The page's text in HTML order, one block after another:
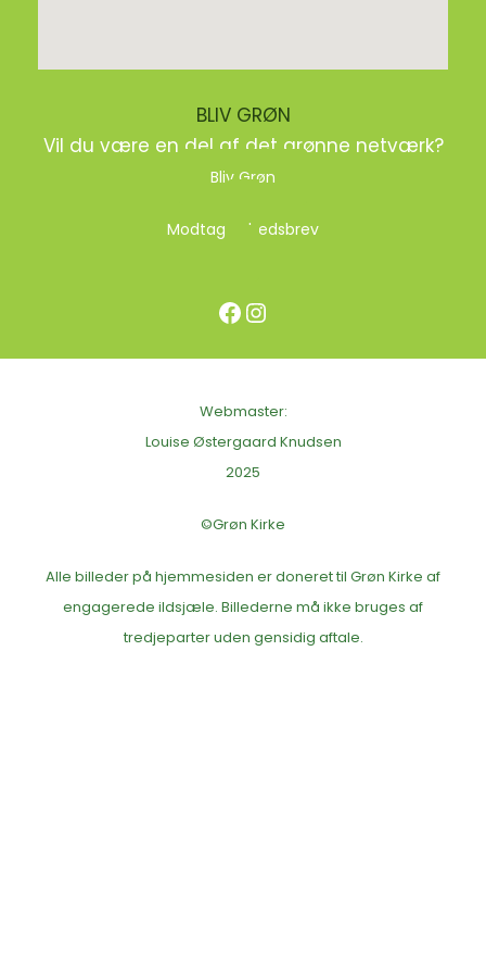
BLIV GRØN
Vil du være en del af det grønne netværk?
Bliv Grøn
Modtag nyhedsbrev
Facebook Instagram
Webmaster:
Louise Østergaard Knudsen
2025
©Grøn Kirke
Alle billeder på hjemmesiden er doneret til Grøn Kirke af
engagerede ildsjæle. Billederne må ikke bruges af
tredjeparter uden gensidig aftale.